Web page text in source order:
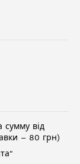
сумму від
– 80 грн)